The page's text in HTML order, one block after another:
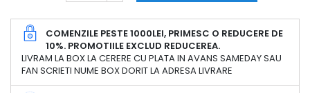
COMENZILE PESTE 1000LEI, PRIMESC O REDUCERE DE
10%. PROMOTIILE EXCLUD REDUCEREA.
LIVRAM LA BOX LA CERERE CU PLATA IN AVANS SAMEDAY SAU
FAN SCRIETI NUME BOX DORIT LA ADRESA LIVRARE